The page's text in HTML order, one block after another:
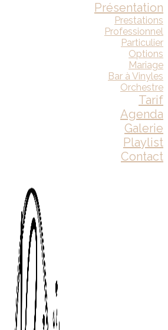
Présentation
Prestations
Professionnel
Particulier
Options
Mariage
Bar à Vinyles
Orchestre
Tarif
Agenda
Galerie
Playlist
Contact